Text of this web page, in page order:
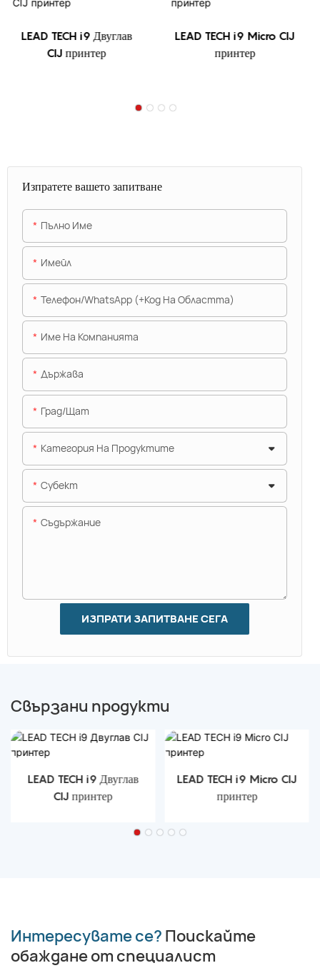
LEAD TECH i9 Двуглав
CIJ принтер
LEAD TECH i9 Micro CIJ
принтер
Изпратете вашето запитване
Пълно Име
Имейл
Телефон/WhatsApp (+Код На Областта)
Име На Компанията
Държава
Град/щат
Категория На Продуктите
Субект
Съдържание
ИЗПРАТИ ЗАПИТВАНЕ СЕГА
Свързани продукти
LEAD TECH i9 Двуглав
CIJ принтер
LEAD TECH i9 Micro CIJ
принтер
Интересувате се? Поискайте
обаждане от специалист